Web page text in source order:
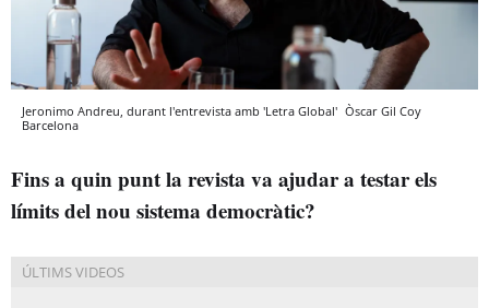
Jeronimo Andreu, durant l'entrevista amb 'Letra Global' Òscar Gil Coy
Barcelona
Fins a quin punt la revista va ajudar a testar els
límits del nou sistema democràtic?